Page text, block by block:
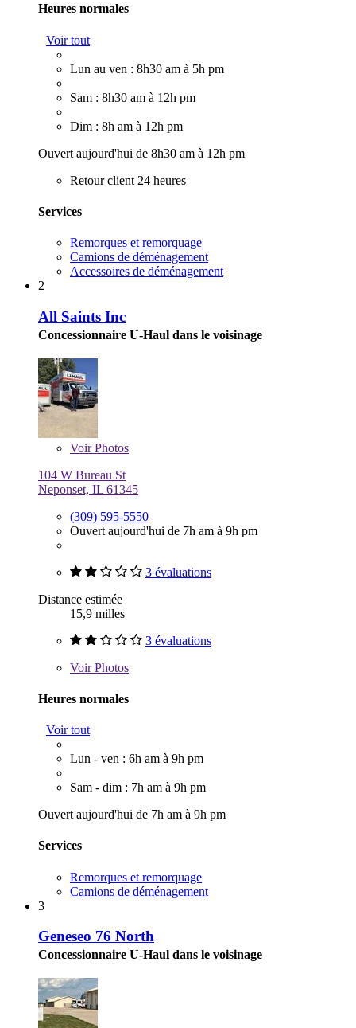
Heures normales
Voir tout
Lun au ven : 8h30 am à 5h pm
Sam : 8h30 am à 12h pm
Dim : 8h am à 12h pm
Ouvert aujourd'hui de 8h30 am à 12h pm
Retour client 24 heures
Services
Remorques et remorquage
Camions de déménagement
Accessoires de déménagement
2
All Saints Inc
Concessionnaire U-Haul dans le voisinage
VoirPhotos
104 W Bureau St
Neponset, IL 61345
(309) 595-5550
Ouvert aujourd'hui de 7h am à 9h pm
3 évaluations
Distance estimée
15,9 milles
3 évaluations
VoirPhotos
Heures normales
Voir tout
Lun - ven : 6h am à 9h pm
Sam - dim : 7h am à 9h pm
Ouvert aujourd'hui de 7h am à 9h pm
Services
Remorques et remorquage
Camions de déménagement
3
Geneseo 76 North
Concessionnaire U-Haul dans le voisinage